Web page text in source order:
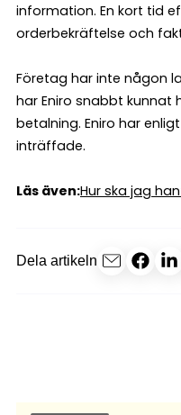
information. En kort tid
orderbekräftelse och
Företag har inte någon
har Eniro snabbt kunnat
betalning. Eniro har
inträffade.
Läs även:Hur ska jag
Dela artikeln